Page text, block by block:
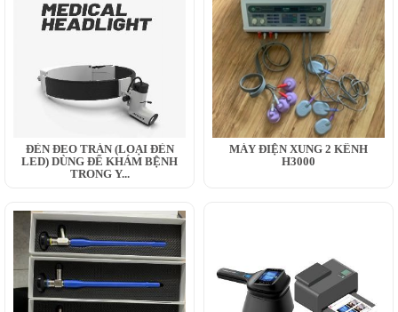
ĐÈN ĐEO TRÁN (LOẠI ĐÈN
LED) DÙNG ĐỂ KHÁM BỆNH
TRONG Y...
MÁY ĐIỆN XUNG 2 KÊNH
H3000